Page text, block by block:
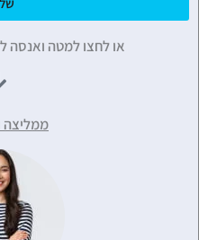
או לחצו למטה ואנסה
ממליצה